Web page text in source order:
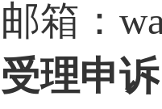
箱：
理申